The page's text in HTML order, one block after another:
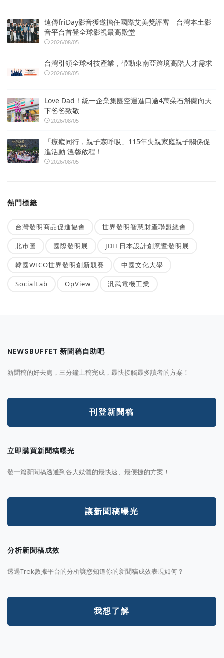
遠傳friDay影音獲邀擔任國際艾美獎評審 台灣本土影
音平台首登全球影視最高殿堂
2026/08/05
台灣引領全球科技產業，帶動東南亞跨境高階人才需求
2026/08/05
Love Dad！統一企業集團空運進口逾4萬朵石斛蘭向天
下爸爸致敬
2026/08/05
「療癒同行，親子森呼吸」115年失親家庭親子關係促
進活動 溫馨啟程！
2026/08/05
熱門標籤
台灣發明商品促進協會 世界發明智慧財產聯盟總會
北市圖 國際發明展 JDIE日本設計創意暨發明展
韓國WICO世界發明創新競賽 中國文化大學
SocialLab OpView 汎武電機工業
NEWSBUFFET 新聞稿自助吧
新聞稿的好去處，三分鐘上稿完成，最快接觸最多讀者的方案！
刊登新聞稿
立即購買新聞稿曝光
發一篇新聞稿透通到各大媒體的最快速、最便捷的方案！
讓新聞稿曝光
分析新聞稿成效
透過Trek數據平台的分析讓您知道你的新聞稿成效表現如何？
我想了解